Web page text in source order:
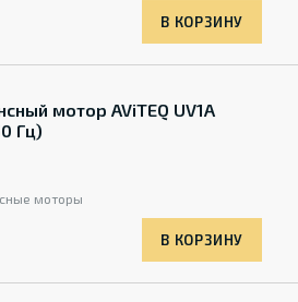
В КОРЗИНУ
мотор AViTEQ UV1A
Гц)
моторы
В КОРЗИНУ